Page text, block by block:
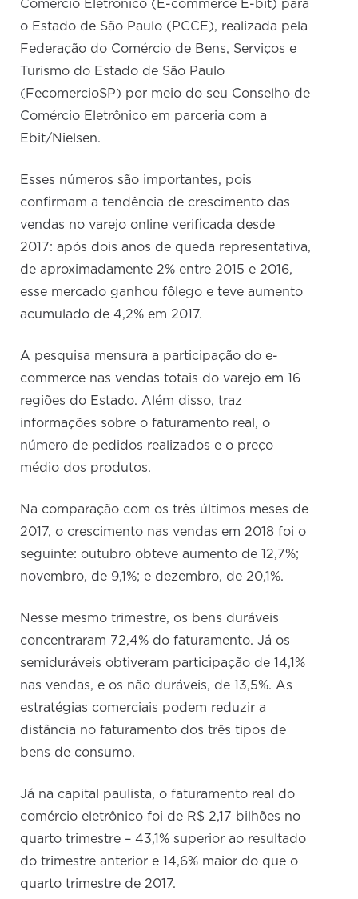
Comércio Eletrônico (E-commerce E-bit) para
o Estado de São Paulo (PCCE), realizada pela
Federação do Comércio de Bens, Serviços e
Turismo do Estado de São Paulo
(FecomercioSP) por meio do seu Conselho de
Comércio Eletrônico em parceria com a
Ebit/Nielsen.
Esses números são importantes, pois
confirmam a tendência de crescimento das
vendas no varejo online verificada desde
2017: após dois anos de queda representativa,
de aproximadamente 2% entre 2015 e 2016,
esse mercado ganhou fôlego e teve aumento
acumulado de 4,2% em 2017.
A pesquisa mensura a participação do e-
commerce nas vendas totais do varejo em 16
regiões do Estado. Além disso, traz
informações sobre o faturamento real, o
número de pedidos realizados e o preço
médio dos produtos.
Na comparação com os três últimos meses de
2017, o crescimento nas vendas em 2018 foi o
seguinte: outubro obteve aumento de 12,7%;
novembro, de 9,1%; e dezembro, de 20,1%.
Nesse mesmo trimestre, os bens duráveis
concentraram 72,4% do faturamento. Já os
semiduráveis obtiveram participação de 14,1%
nas vendas, e os não duráveis, de 13,5%. As
estratégias comerciais podem reduzir a
distância no faturamento dos três tipos de
bens de consumo.
Já na capital paulista, o faturamento real do
comércio eletrônico foi de R$ 2,17 bilhões no
quarto trimestre – 43,1% superior ao resultado
do trimestre anterior e 14,6% maior do que o
quarto trimestre de 2017.